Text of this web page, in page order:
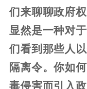
们来聊聊政府
显然是一种对
们看到那些人
隔离令。你如
毒侵害而引入